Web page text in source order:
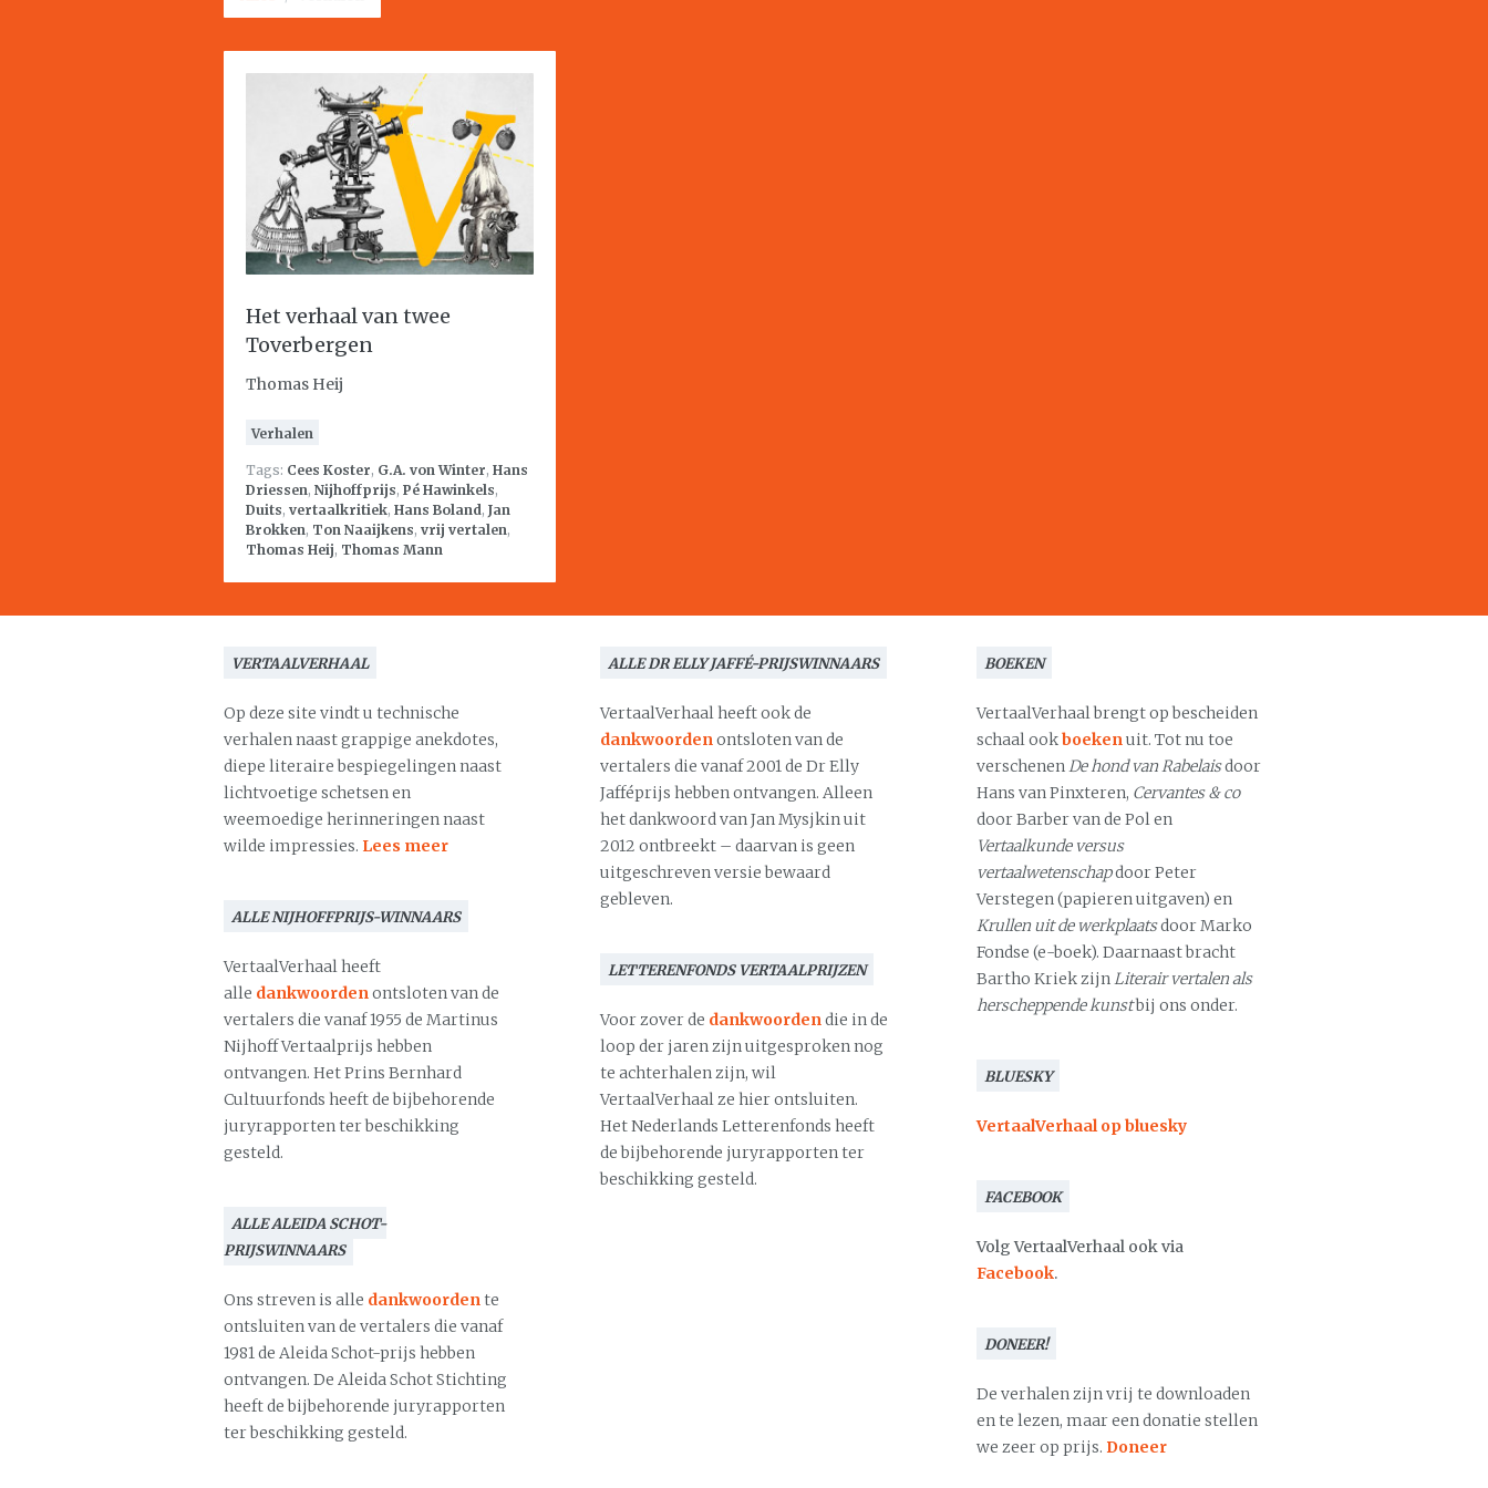
Het verhaal van twee
Toverbergen
Thomas Heij
Verhalen
Tags: Cees Koster, G.A. von Winter, Hans
Driessen, Nijhoffprijs, Pé Hawinkels,
Duits, vertaalkritiek, Hans Boland, Jan
Brokken, Ton Naaijkens, vrij vertalen,
Thomas Heij, Thomas Mann
VERTAALVERHAAL
Op deze site vindt u technische
verhalen naast grappige anekdotes,
diepe literaire bespiegelingen naast
lichtvoetige schetsen en
weemoedige herinneringen naast
wilde impressies. Lees meer
ALLE NIJHOFFPRIJS-WINNAARS
VertaalVerhaal heeft
alle dankwoordenontsloten van de
vertalers die vanaf 1955 de Martinus
Nijhoff Vertaalprijs hebben
ontvangen. Het Prins Bernhard
Cultuurfonds heeft de bijbehorende
juryrapporten ter beschikking
gesteld.
ALLE ALEIDA SCHOT-
PRIJSWINNAARS
Ons streven is alle dankwoordente
ontsluiten van de vertalers die vanaf
1981 de Aleida Schot-prijs hebben
ontvangen. De Aleida Schot Stichting
heeft de bijbehorende juryrapporten
ter beschikking gesteld.
ALLE DR ELLY JAFFÉ-PRIJSWINNAARS
VertaalVerhaal heeft ook de
dankwoordenontsloten van de
vertalers die vanaf 2001 de Dr Elly
Jafféprijs hebben ontvangen. Alleen
het dankwoord van Jan Mysjkin uit
2012 ontbreekt – daarvan is geen
uitgeschreven versie bewaard
gebleven.
LETTERENFONDS VERTAALPRIJZEN
Voor zover de dankwoordendie in de
loop der jaren zijn uitgesproken nog
te achterhalen zijn, wil
VertaalVerhaal ze hier ontsluiten.
Het Nederlands Letterenfonds heeft
de bijbehorende juryrapporten ter
beschikking gesteld.
BOEKEN
VertaalVerhaal brengt op bescheiden
schaal ookboekenuit. Tot nu toe
verschenenDe hond van Rabelaisdoor
Hans van Pinxteren, Cervantes & co
door Barber van de Pol en
Vertaalkunde versus
vertaalwetenschapdoor Peter
Verstegen (papieren uitgaven) en
Krullen uit de werkplaatsdoor Marko
Fondse (e-boek). Daarnaast bracht
Bartho Kriek zijnLiterair vertalen als
herscheppende kunstbij ons onder.
BLUESKY
VertaalVerhaal op bluesky
FACEBOOK
Volg VertaalVerhaal ook via
Facebook.
DONEER!
De verhalen zijn vrij te downloaden
en te lezen, maar een donatie stellen
we zeer op prijs. Doneer